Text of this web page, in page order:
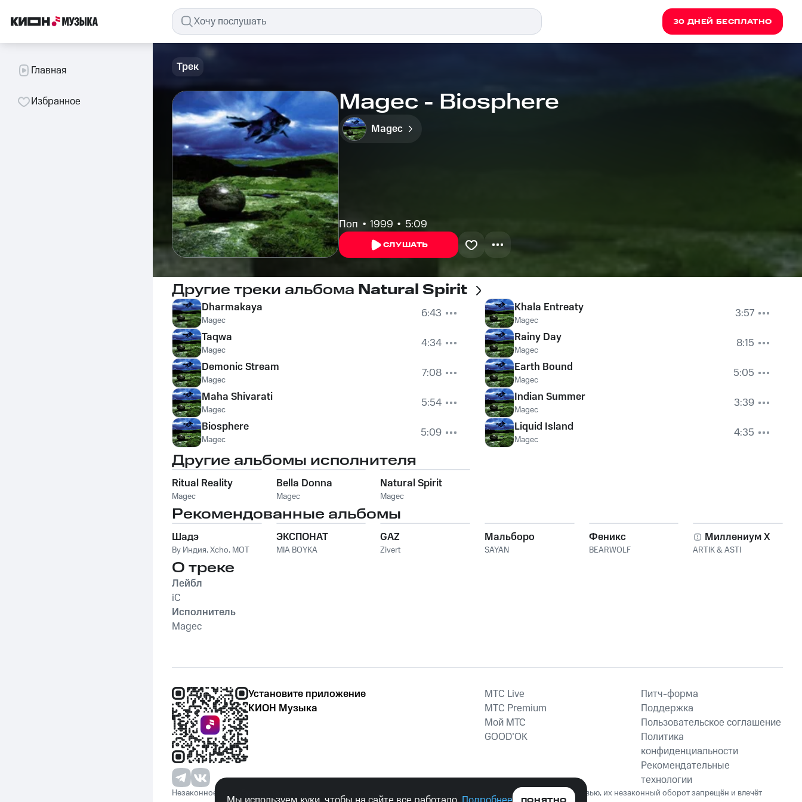
30 ДНЕЙ БЕСПЛАТНО
Главная
Избранное
Трек
Magec - Biosphere
Magec
Поп 1999 5:09
СЛУШАТЬ
Другие треки альбома Natural Spirit
Dharmakaya
Magec
6:43
Taqwa
Magec
4:34
Demonic Stream
Magec
7:08
Maha Shivarati
Magec
5:54
Biosphere
Magec 5:09
Khala Entreaty
Magec
3:57
Rainy Day
Magec
8:15
Earth Bound
Magec
5:05
Indian Summer
Magec
3:39
Liquid Island
Magec 4:35
Другие альбомы исполнителя
Ritual Reality
Magec
Bella Donna
Magec
Natural Spirit
Magec
Рекомендованные альбомы
Шадэ
By Индия,Xcho, MOT
ЭКСПОНАТ
MIA BOYKA
GAZ
Zivert
Мальборо
SAYAN
Феникс
BEARWOLF
Миллениум X
ARTIK & ASTI
О треке
Лейбл
iC
Исполнитель
Magec
Установите приложение
КИОН Музыка
MTС Live
MTС Premium
Мой МТС
GOOD’OK
Питч-форма
Поддержка
Пользовательское соглашение
Политика
конфиденциальности
Рекомендательные
технологии
Незаконное потребление наркотических средств, психотропных веществ, их аналогов причиняет вред здоровью, их незаконный оборот запрещён и влечёт